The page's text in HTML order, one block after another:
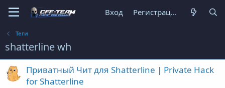
Вход Регистрация
Теги
shatterline wh
Приватный Чит для Shatterline | Private Hack
for Shatterline